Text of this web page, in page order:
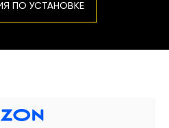
ПО УСТАНОВКЕ